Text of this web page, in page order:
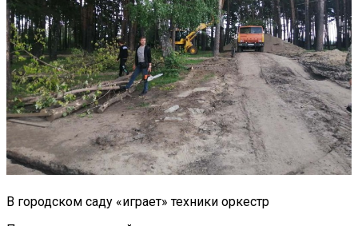
В городском саду «играет» техники оркестр